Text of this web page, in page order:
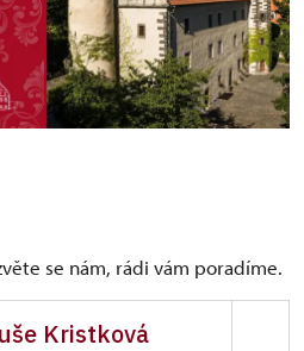
se nám, rádi vám poradíme.
Kristková